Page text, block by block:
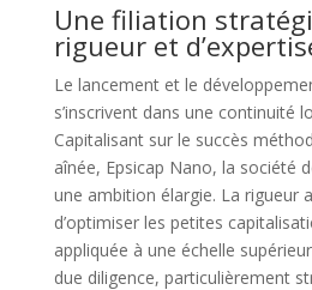
Une filiation
rigueur et
Le lancement et le
s’inscrivent dans une continuité
Capitalisant sur le succès
aînée, Epsicap Nano, la société
une ambition élargie. La rigueur
d’optimiser les petites
appliquée à une échelle
due diligence, particulièrement